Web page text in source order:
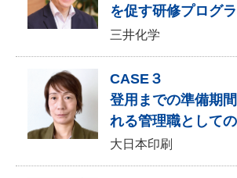
を促す研修プログラ
三井化学
CASE３
登用までの準備期
れる管理職として
大日本印刷